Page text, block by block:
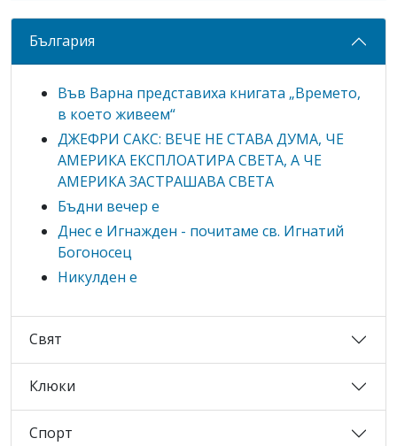
България
Във Варна представиха книгата „Времето,
в което живеем“
ДЖЕФРИ САКС: ВЕЧЕ НЕ СТАВА ДУМА, ЧЕ
АМЕРИКА ЕКСПЛОАТИРА СВЕТА, А ЧЕ
АМЕРИКА ЗАСТРАШАВА СВЕТА
Бъдни вечер е
Днес е Игнажден - почитаме св. Игнатий
Богоносец
Никулден е
Свят
Клюки
Спорт